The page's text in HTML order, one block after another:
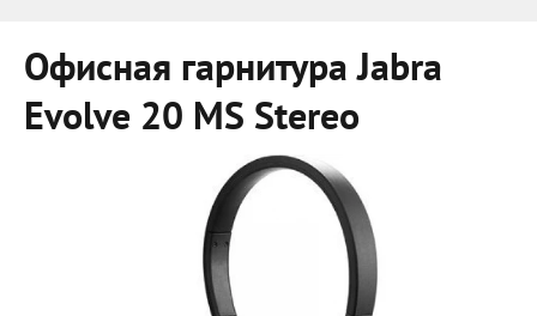
Офисная гарнитура Jabra
Evolve 20 MS Stereo